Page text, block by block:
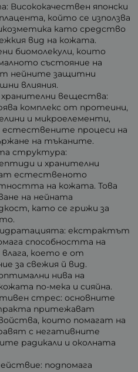
Висококачествен японски
който се използва
като средство
вид на кожата.
биомолекули, които
състояние на
нейните защитни
влияния.
вещества:
комплекс от протеини,
и микроелементи,
процеси на
на тъканите.
структура:
и хранителни
естественото
на кожата. Това
на нейната
като се грижи за
екстрактът
способността на
което е от
за свежия й вид.
нива на
по-мека и сияйна.
стрес: основните
притежават
които помагат на
с негативните
радикали и околната
подпомага